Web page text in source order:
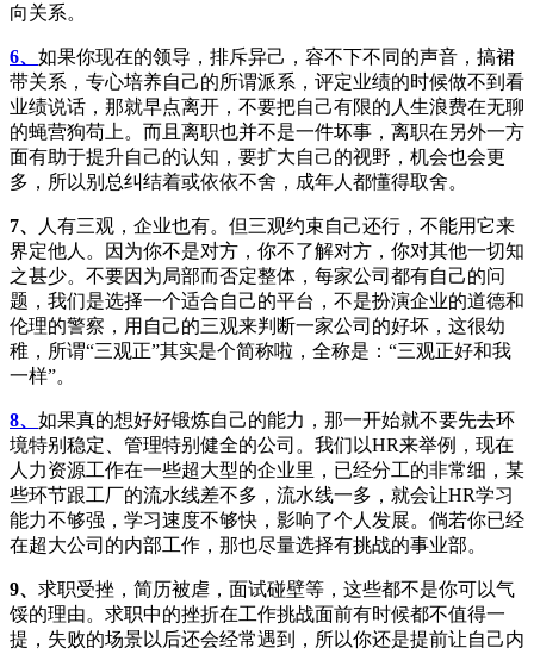
向关系。
6、 如果你现在的领导，排斥异己，容不下不同的声音，搞裙
带关系，专心培养自己的所谓派系，评定业绩的时候做不到看
业绩说话，那就早点离开，不要把自己有限的人生浪费在无聊
的蝇营狗苟上。而且离职也并不是一件坏事，离职在另外一方
面有助于提升自己的认知，要扩大自己的视野，机会也会更
多，所以别总纠结着或依依不舍，成年人都懂得取舍。
7、
人有三观，企业也有。但三观约束自己还行，不能用它来
界定他人。因为你不是对方，你不了解对方，你对其他一切知
之甚少。不要因为局部而否定整体，每家公司都有自己的问
题，我们是选择一个适合自己的平台，不是扮演企业的道德和
伦理的警察，用自己的三观来判断一家公司的好坏，这很幼
稚，所谓“三观正”其实是个简称啦，全称是：“三观正好和我
一样”。
8、 如果真的想好好锻炼自己的能力，那一开始就不要先去环
境特别稳定、管理特别健全的公司。我们以HR来举例，现在
人力资源工作在一些超大型的企业里，已经分工的非常细，某
些环节跟工厂的流水线差不多，流水线一多，就会让HR学习
能力不够强，学习速度不够快，影响了个人发展。倘若你已经
在超大公司的内部工作，那也尽量选择有挑战的事业部。
9、 求职受挫，简历被虐，面试碰壁等，这些都不是你可以气
馁的理由。求职中的挫折在工作挑战面前有时候都不值得一
提，失败的场景以后还会经常遇到，所以你还是提前让自己内